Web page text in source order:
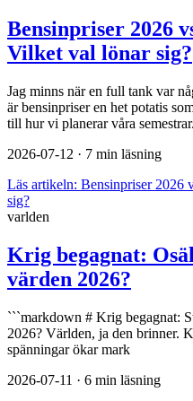
Bensinpriser 2026
Vilket val lönar sig?
Jag minns när en full tank var
är bensinpriser en het potatis
till hur vi planerar våra
2026-07-12 · 7 min läsning
Läs artikeln: Bensinpriser 2026
sig?
varlden
Krig begagnat:
värden 2026?
```markdown # Krig begagnat:
2026? Världen, ja den brinner.
spänningar ökar mark
2026-07-11 · 6 min läsning